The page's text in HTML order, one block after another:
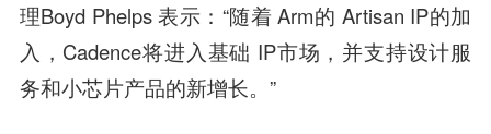
理Boyd Phelps 表示：“随着 Arm的 Artisan IP的加
入，Cadence将进入基础 IP市场，并支持设计服
务和小芯片产品的新增长。”